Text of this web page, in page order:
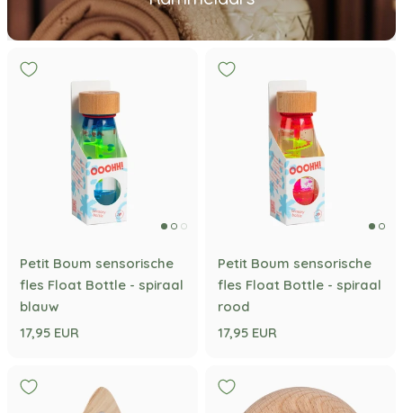
Petit Boum sensorische
fles Float Bottle - spiraal
blauw
17,95 EUR
Petit Boum sensorische
fles Float Bottle - spiraal
rood
17,95 EUR